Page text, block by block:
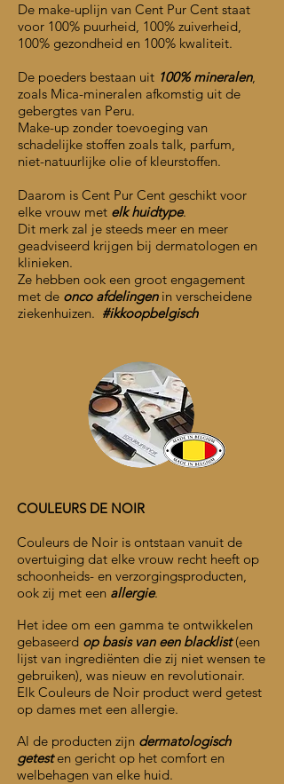
De make-uplijn van Cent Pur Cent staat
voor 100% puurheid, 100% zuiverheid,
100% gezondheid en 100% kwaliteit.
De poeders bestaan uit 100% mineralen,
zoals Mica-mineralen afkomstig uit de
gebergtes van Peru.
Make-up zonder toevoeging van
schadelijke stoffen zoals talk, parfum,
niet-natuurlijke olie of kleurstoffen.
Daarom is Cent Pur Cent geschikt voor
elke vrouw met elk huidtype.
Dit merk zal je steeds meer en meer
geadviseerd krijgen bij dermatologen en
klinieken.
Ze hebben ook een groot engagement
met de onco afdelingenin verscheidene
ziekenhuizen. #ikkoopbelgisch
COULEURS DE NOIR
Couleurs de Noir is ontstaan vanuit de
overtuiging dat elke vrouw recht heeft op
schoonheids- en verzorgingsproducten,
ook zij met een allergie.
Het idee om een gamma te ontwikkelen
gebaseerd op basis van een blacklist(een
lijst van ingrediënten die zij niet wensen te
gebruiken), was nieuw en revolutionair.
Elk Couleurs de Noir product werd getest
op dames met een allergie.
Al de producten zijn dermatologisch
getesten gericht op het comfort en
welbehagen van elke huid.